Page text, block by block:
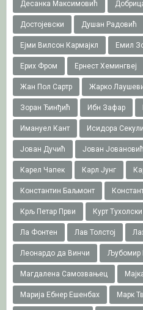
Десанка Максимовић
Достојевски Душан Радовић
Ејми Вилсон Кармајкл Емил
Ерих Фром Ернест Хемингвеј
Жан Пол Сартр Жарко
Зоран Ђинђић Ибн Зафар
Имануел Кант Исидора
Јован Дучић Јован
Карел Чапек Карл Јунг
Константин Баљмонт
Крљ Петар Први Курт Тухолски
Ла Фонтен Лав Толстој
Леонардо да Винчи Љубомир
Магдалена Самозвањец
Марија Ебнер Ешенбах Марк